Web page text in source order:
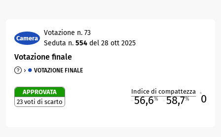
Camera
Votazione n. 73
Seduta n. 554 del 28 ott 2025
Votazione finale
VOTAZIONE FINALE
APPROVATA
23 voti di scarto
Indice di compattezza
56,6% 58,7% 0